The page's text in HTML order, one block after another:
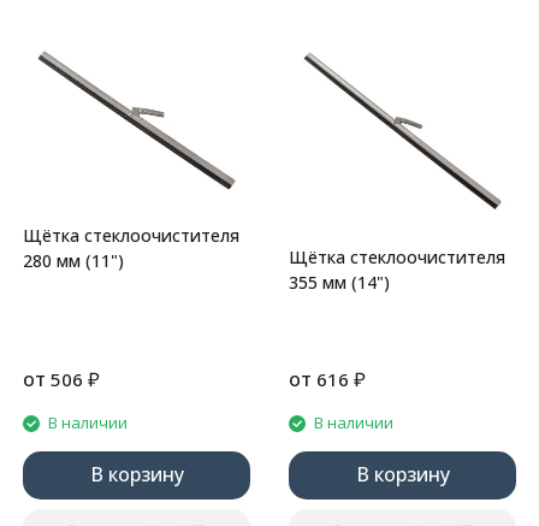
Щётка стеклоочистителя
280 мм (11")
от 506 ₽
В наличии
В корзину
Щётка стеклоочистителя
355 мм (14")
от 616 ₽
В наличии
В корзину